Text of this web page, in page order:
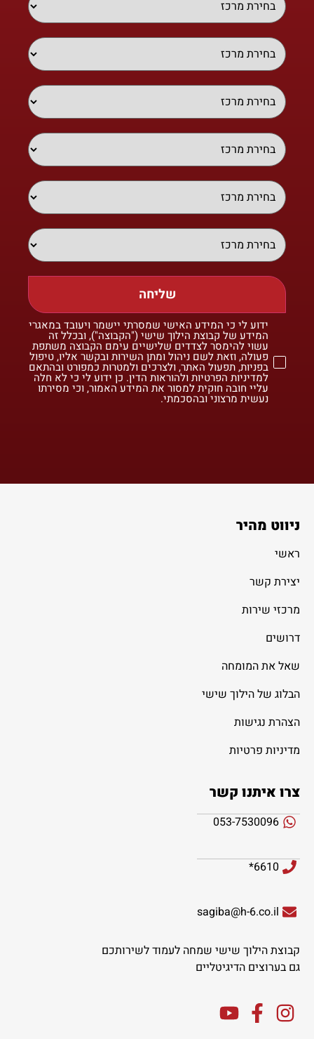
שליחה
ידוע לי כי המידע האישי שמסרתי יישמר ויעובד במאגרי
המידע של קבוצת הילוך שישי ("הקבוצה"), ובכלל זה
עשוי להימסר לצדדים שלישיים עימם הקבוצה משתפת
פעולה, וזאת לשם ניהול ומתן השירות ובקשר אליו, טיפול
בפניות, תפעול האתר, ולצרכים ולמטרות כמפורט ובהתאם
למדיניות הפרטיות ולהוראות הדין. כן ידוע לי כי לא חלה
עליי חובה חוקית למסור את המידע האמור, וכי מסירתו
נעשית מרצוני ובהסכמתי.
ניווט מהיר
ראשי
יצירת קשר
מרכזי שירות
דרושים
שאל את המומחה
הבלוג של הילוך שישי
הצהרת נגישות
מדיניות פרטיות
צרו איתנו קשר
053-7530096
6610*
sagiba@h-6.co.il
קבוצת הילוך שישי שמחה לעמוד לשירותכם
גם בערוצים הדיגיטליים